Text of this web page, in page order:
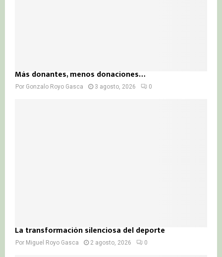
Más donantes, menos donaciones…
Por Gonzalo Royo Gasca 3 agosto, 2026 0
La transformación silenciosa del deporte
Por Miguel Royo Gasca 2 agosto, 2026 0